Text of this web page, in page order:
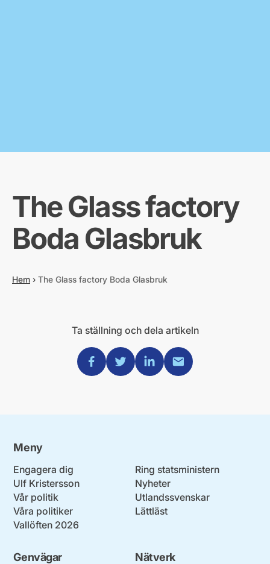
The Glass factory
Boda Glasbruk
Hem › The Glass factory Boda Glasbruk
Ta ställning och dela artikeln
Dela via Facebook
Dela via Twitter
Dela via Linkedin
Dela via Mail
Meny
Engagera dig
Ulf Kristersson
Vår politik
Våra politiker
Vallöften 2026
Ring statsministern
Nyheter
Utlandssvenskar
Lättläst
Genvägar Nätverk